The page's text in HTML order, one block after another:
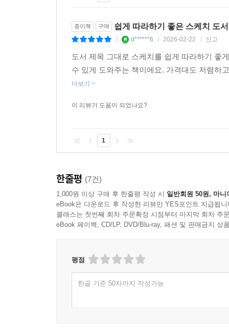
종이책 구매 쉽게 따라하기 좋은 스케치 도서
d******6 2026-02-22 신고
도서 제목 그대로 스케치를 쉽게 따라하기 좋
수 있게 도와주는 책이에요. 가격대도 저렴하
더보기
이 리뷰가 도움이 되었나요?
1
한줄평 (7건)
1,000원 이상 구매 후 한줄평 작성 시 일반회원 50원, 마니
eBook은 다운로드 후 작성한 리뷰만 YES포인트 지급됩니
클래스는 첫번째 회차 주문확정 시점부터 마지막 회차 주
eBook 페이백, CD/LP, DVD/Blu-ray, 패션 및 판매금지 상
평점
한글 기준 50자까지 작성가능